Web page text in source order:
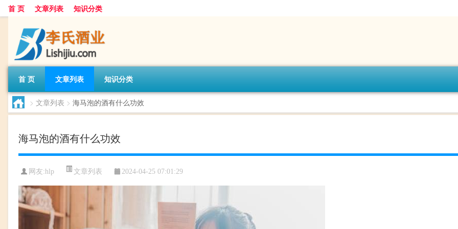
首 页 文章列表 知识分类
首 页 文章列表 知识分类
> 文章列表 > 海马泡的酒有什么功效
海马泡的酒有什么功效
网友:hlp 文章列表 2024-04-25 07:01:29